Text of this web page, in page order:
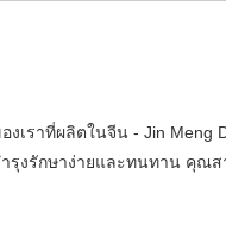
ราที่ผลิตในจีน - Jin
กษาง่ายและทนทาน คุณส